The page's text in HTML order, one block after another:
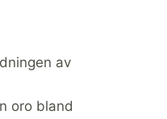
av
oro bland